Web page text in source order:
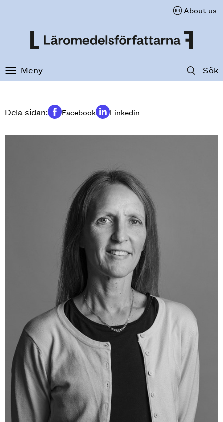
About us
Meny Sök
Dela sidan:
Dela på
Facebook
Dela på
Linkedin